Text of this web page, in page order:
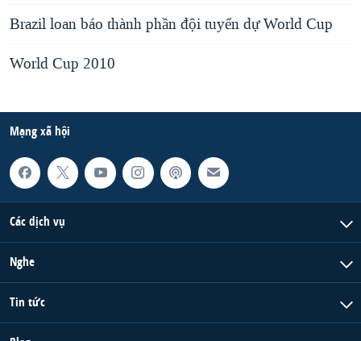
Brazil loan báo thành phần đội tuyển dự World Cup
World Cup 2010
Mạng xã hội
Các dịch vụ
Nghe
Tin tức